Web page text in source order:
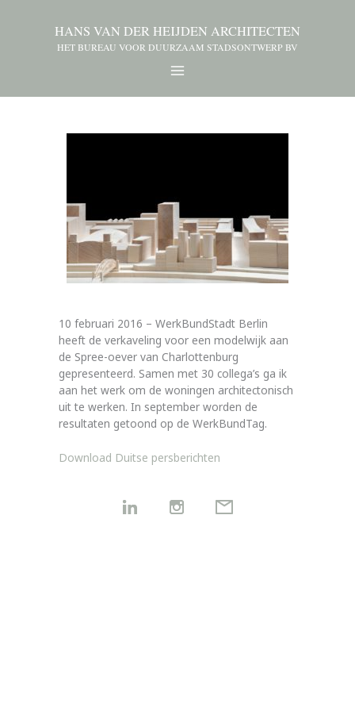
HANS VAN DER HEIJDEN ARCHITECTEN
HET BUREAU VOOR DUURZAAM STADSONTWERP BV
10 februari 2016 – WerkBundStadt Berlin
heeft de verkaveling voor een modelwijk aan
de Spree-oever van Charlottenburg
gepresenteerd. Samen met 30 collega’s ga ik
aan het werk om de woningen architectonisch
uit te werken. In september worden de
resultaten getoond op de WerkBundTag.
Download Duitse persberichten